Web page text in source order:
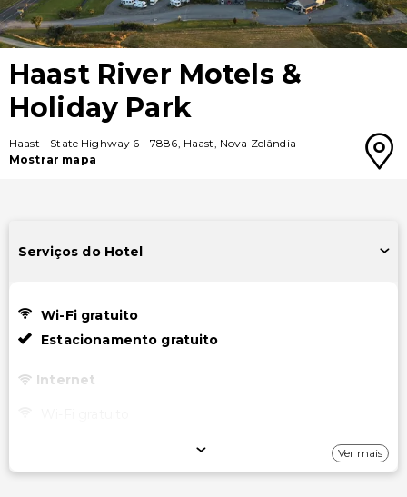
Haast River Motels &
Holiday Park
Haast - State Highway 6 - 7886, Haast, Nova Zelândia
Mostrar mapa
Serviços do Hotel
Wi-Fi gratuito
Estacionamento gratuito
Internet
Ver mais